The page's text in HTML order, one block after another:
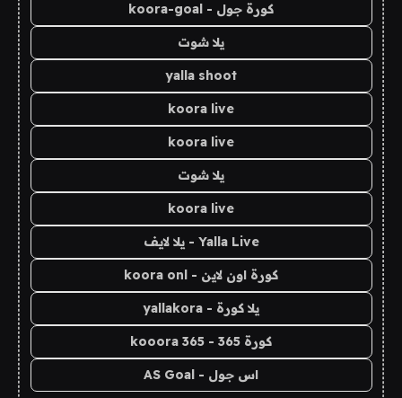
كورة جول - koora-goal
يلا شوت
yalla shoot
koora live
koora live
يلا شوت
koora live
Yalla Live - يلا لايف
كورة اون لاين - koora onl
يلا كورة - yallakora
كورة 365 - kooora 365
اس جول - AS Goal